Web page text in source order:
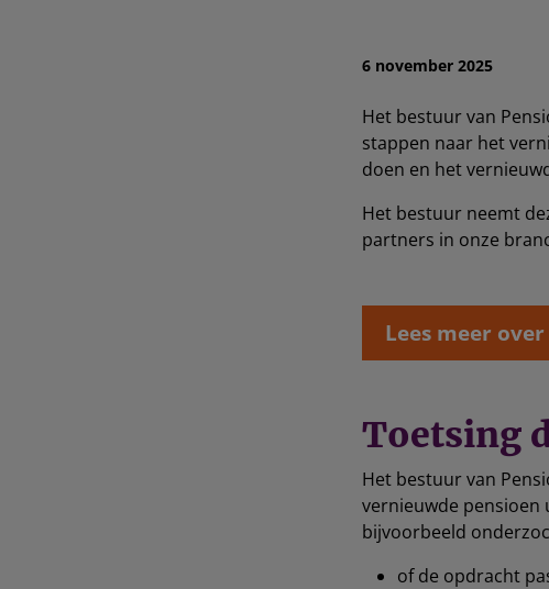
6 november 2025
Het bestuur van
stappen naar het
doen en het
Het bestuur neemt
partners in onze
Lees meer
Toetsing
Het bestuur van
vernieuwde pensioen
bijvoorbeeld
of de opdracht